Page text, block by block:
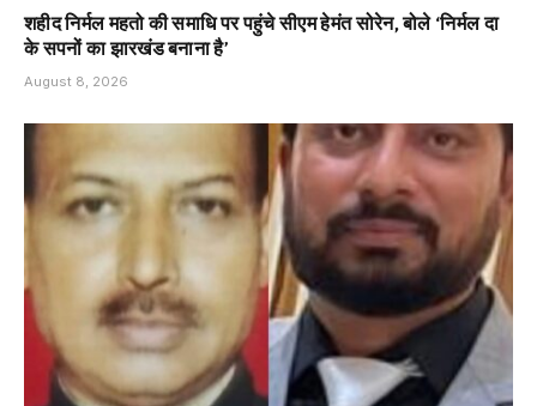
शहीद निर्मल महतो की समाधि पर पहुंचे सीएम हेमंत सोरेन, बोले ‘निर्मल दा
के सपनों का झारखंड बनाना है’
August 8, 2026